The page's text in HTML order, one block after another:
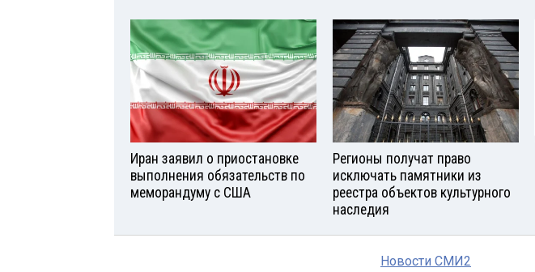
Иран заявил о приостановке
выполнения обязательств по
меморандуму с США
Регионы получат право
исключать памятники из
реестра объектов культурного
наследия
Новости СМИ2